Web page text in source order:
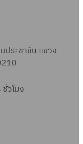
ประชาชื่น แขวง
วโมง